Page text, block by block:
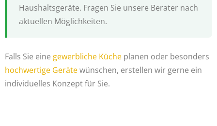
Haushaltsgeräte. Fragen Sie unsere Berater nach
aktuellen Möglichkeiten.
Falls Sie eine gewerbliche Küche planen oder besonders
hochwertige Gerätewünschen, erstellen wir gerne ein
individuelles Konzept für Sie.